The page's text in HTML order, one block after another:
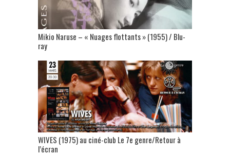
Mikio Naruse – « Nuages flottants » (1955) / Blu-
ray
WIVES (1975) au ciné-club Le 7e genre/Retour à
l’écran